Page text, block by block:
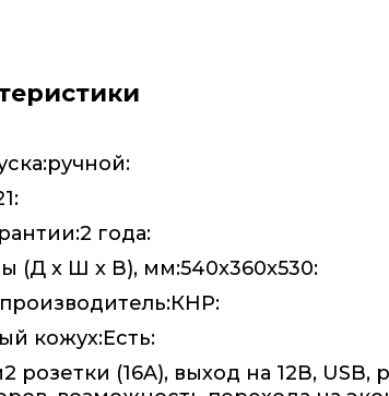
года:
(Д x Ш x В), мм:540x360x530:
кожух:Есть:
розетки (16A), выход на 12В,